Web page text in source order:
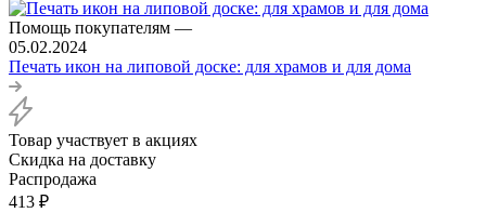
Помощь покупателям —
05.02.2024
Печать икон на липовой доске: для храмов и для дома
Товар участвует в акциях
Скидка на доставку
Распродажа
413 ₽